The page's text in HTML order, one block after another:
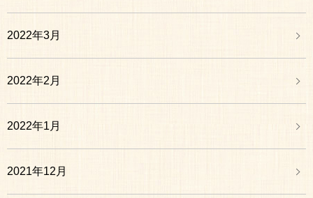
2022年3月
2022年2月
2022年1月
2021年12月